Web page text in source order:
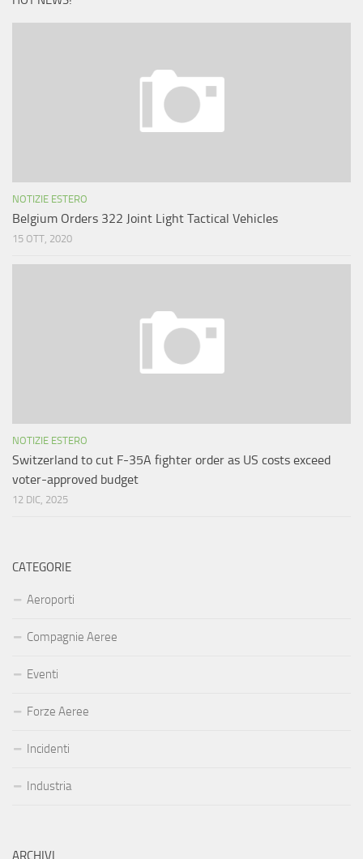
NOTIZIE ESTERO
Belgium Orders 322 Joint Light Tactical Vehicles
15 OTT, 2020
NOTIZIE ESTERO
Switzerland to cut F-35A fighter order as US costs exceed
voter-approved budget
12 DIC, 2025
CATEGORIE
Aeroporti
Compagnie Aeree
Eventi
Forze Aeree
Incidenti
Industria
ARCHIVI